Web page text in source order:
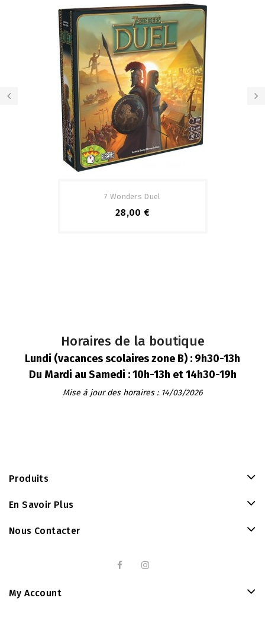
7 Wonders Duel
28,00 €
Horaires de la boutique
Lundi (vacances scolaires zone B) : 9h30-13h
Du Mardi au Samedi : 10h-13h et 14h30-19h
Mise à jour des horaires : 14/03/2026
Produits
En Savoir Plus
Nous Contacter
My Account